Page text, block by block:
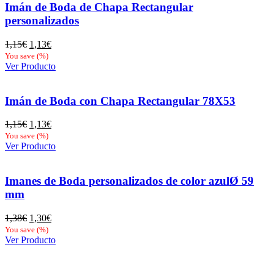
Imán de Boda de Chapa Rectangular
personalizados
1,15€ El
precio
original
1,13€El
actual
You save (%)
Ver Producto
Imán de Boda con Chapa Rectangular 78X53
1,15€ El
precio
original
1,13€El
actual
You save (%)
Ver Producto
Imanes de Boda personalizados de color azulØ 59
mm
1,38€ El
precio
original
1,30€El
actual
You save (%)
Ver Producto